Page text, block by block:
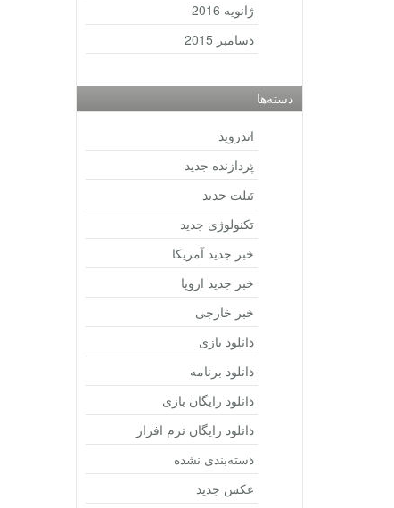
ژانویه 2016
دسامبر 2015
دسته‌ها
اندروید
پردازنده جدید
تبلت جدید
تکنولوژی جدید
خبر جدید آمریکا
خبر جدید اروپا
خبر خارجی
دانلود بازی
دانلود برنامه
دانلود رایگان بازی
دانلود رایگان نرم افراز
دسته‌بندی نشده
عکس جدید